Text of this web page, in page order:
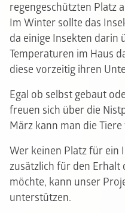
regengeschützten Platz
Im Winter sollte das
da einige Insekten
Temperaturen im Haus
diese vorzeitig ihren
Egal ob selbst gebaut
freuen sich über die
März kann man die
Wer keinen Platz für ein
zusätzlich für den Erhalt
möchte, kann unser
unterstützen.